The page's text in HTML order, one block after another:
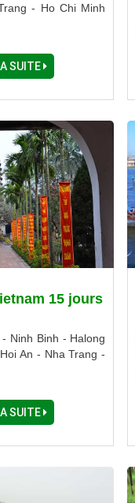
- Ho Chi Minh
SUITE
15 jours
Ninh Binh - Halong
An - Nha Trang -
SUITE